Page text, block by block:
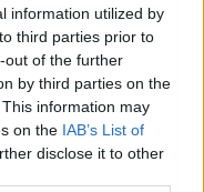
information utilized by
third parties prior to
out of the further
by third parties on the
information may
on the IAB’s List of
disclose it to other